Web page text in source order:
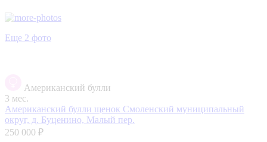
Еще 2 фото
Американский булли
3 мес.
Американский булли щенок Смоленский муниципальный
округ, д. Буценино, Малый пер.
250 000 ₽